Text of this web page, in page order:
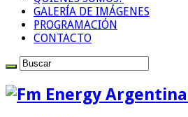
GALERÍA DE IMÁGENES
PROGRAMACIÓN
CONTACTO